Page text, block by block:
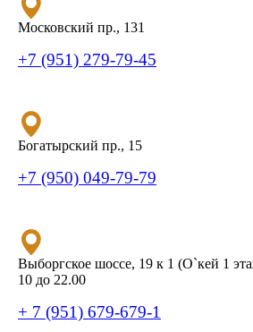
Московский пр., 131
+7 (951) 279-79-45
Богатырский пр., 15
+7 (950) 049-79-79
Выборгское шоссе, 19 к 1 (О`кей 1
10 до 22.00
+ 7 (951) 679-679-1